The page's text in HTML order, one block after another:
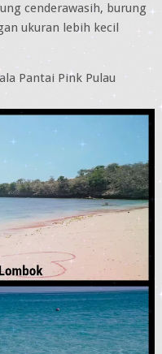
cenderawasih, burung
ukuran lebih kecil
Pantai Pink Pulau